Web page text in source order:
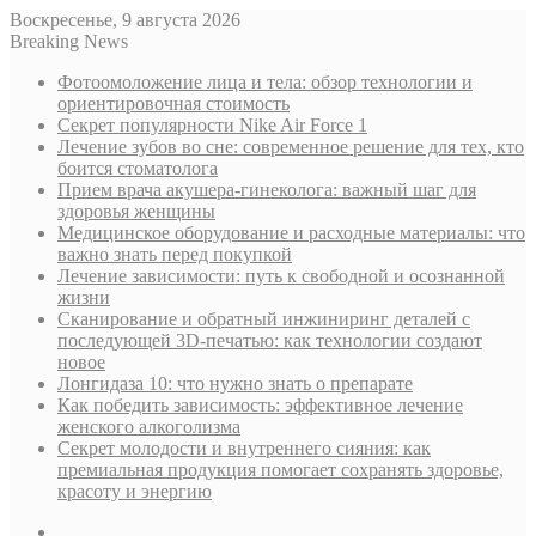
Воскресенье, 9 августа 2026
Breaking News
Фотоомоложение лица и тела: обзор технологии и
ориентировочная стоимость
Секрет популярности Nike Air Force 1
Лечение зубов во сне: современное решение для тех, кто
боится стоматолога
Прием врача акушера-гинеколога: важный шаг для
здоровья женщины
Медицинское оборудование и расходные материалы: что
важно знать перед покупкой
Лечение зависимости: путь к свободной и осознанной
жизни
Сканирование и обратный инжиниринг деталей с
последующей 3D-печатью: как технологии создают
новое
Лонгидаза 10: что нужно знать о препарате
Как победить зависимость: эффективное лечение
женского алкоголизма
Секрет молодости и внутреннего сияния: как
премиальная продукция помогает сохранять здоровье,
красоту и энергию